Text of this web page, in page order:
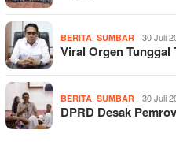
BERITA SUMBAR 30 Juli
Viral Orgen
BERITA SUMBAR 30 Juli
DPRD Desak